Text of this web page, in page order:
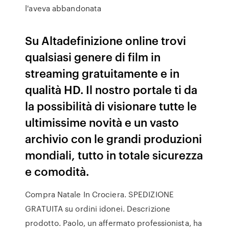
l'aveva abbandonata
Su Altadefinizione online trovi
qualsiasi genere di film in
streaming gratuitamente e in
qualità HD. Il nostro portale ti da
la possibilità di visionare tutte le
ultimissime novità e un vasto
archivio con le grandi produzioni
mondiali, tutto in totale sicurezza
e comodità.
Compra Natale In Crociera. SPEDIZIONE
GRATUITA su ordini idonei. Descrizione
prodotto. Paolo, un affermato professionista, ha